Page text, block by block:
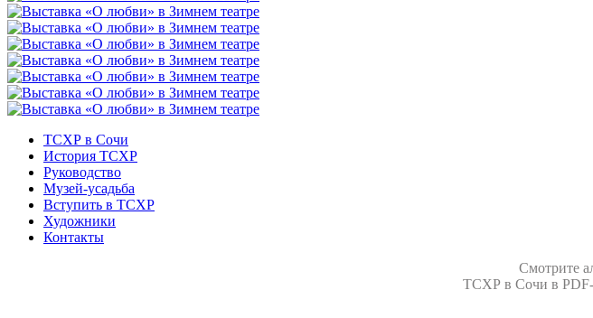
ТСХР в Сочи
История ТСХР
Руководство
Музей-усадьба
Вступить в ТСХР
Художники
Контакты
Смотрите
ТСХР в Сочи в